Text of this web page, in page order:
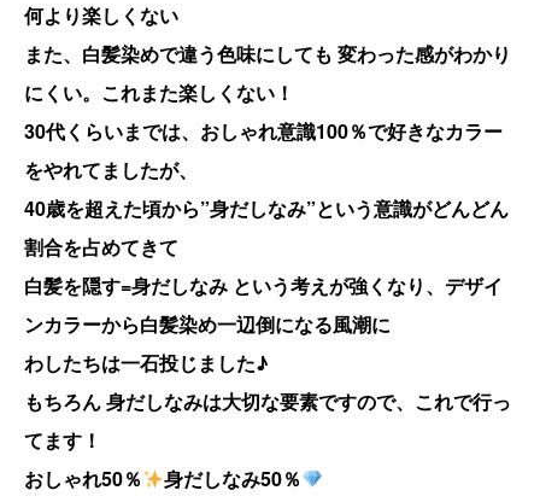
何より楽しくない
また、白髪染めで違う色味にしても 変わった感がわかり
にくい。これまた楽しくない！
30代くらいまでは、おしゃれ意識100％で好きなカラー
をやれてましたが、
40歳を超えた頃から”身だしなみ”という意識がどんどん
割合を占めてきて
白髪を隠す=身だしなみ という考えが強くなり、デザイ
ンカラーから白髪染め一辺倒になる風潮に
わしたちは一石投じました♪
もちろん 身だしなみは大切な要素ですので、これで行っ
てます！
おしゃれ50％
身だしなみ50％